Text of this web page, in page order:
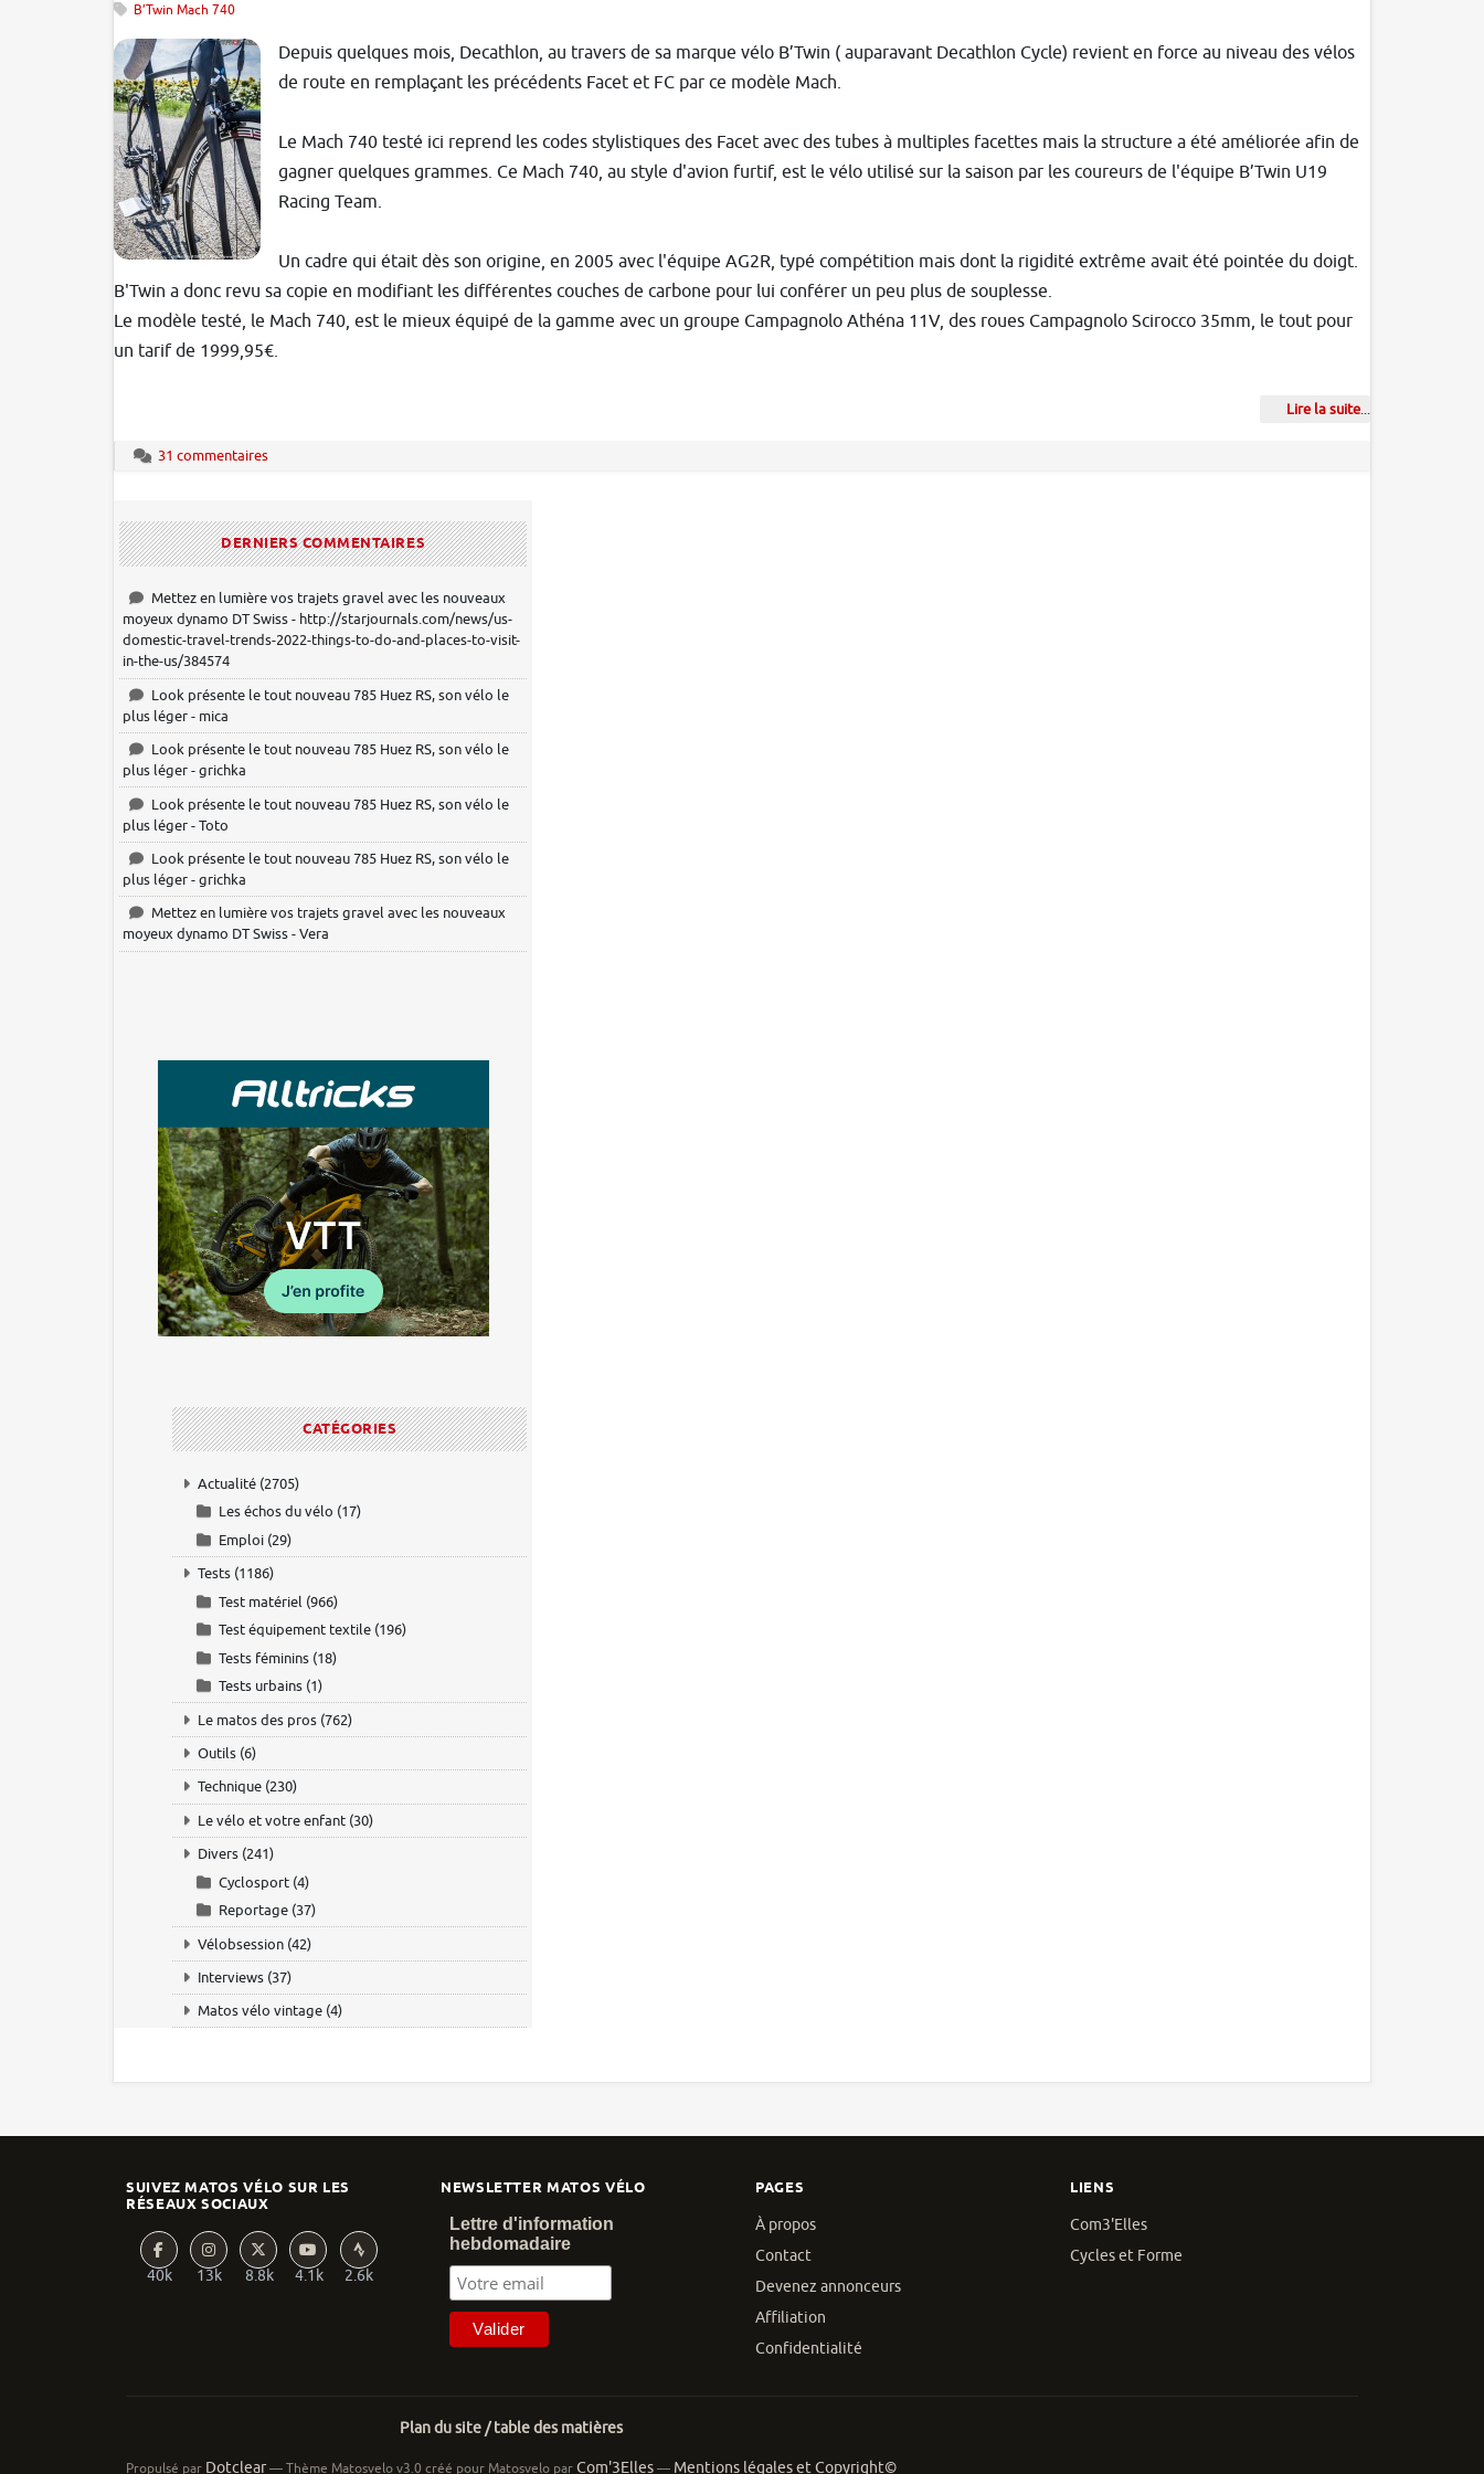
B’Twin Mach 740
Depuis quelques mois, Decathlon, au travers de sa marque vélo B’Twin ( auparavant Decathlon Cycle) revient en force au niveau des vélos
de route en remplaçant les précédents Facet et FC par ce modèle Mach.
Le Mach 740 testé ici reprend les codes stylistiques des Facet avec des tubes à multiples facettes mais la structure a été améliorée afin de
gagner quelques grammes. Ce Mach 740, au style d'avion furtif, est le vélo utilisé sur la saison par les coureurs de l'équipe B’Twin U19
Racing Team.
Un cadre qui était dès son origine, en 2005 avec l'équipe AG2R, typé compétition mais dont la rigidité extrême avait été pointée du doigt.
B'Twin a donc revu sa copie en modifiant les différentes couches de carbone pour lui conférer un peu plus de souplesse.
Le modèle testé, le Mach 740, est le mieux équipé de la gamme avec un groupe Campagnolo Athéna 11V, des roues Campagnolo Scirocco 35mm, le tout pour
un tarif de 1999,95€.
Lire la suite...
31 commentaires
DERNIERS COMMENTAIRES
Mettez en lumière vos trajets gravel avec les nouveaux
moyeux dynamo DT Swiss - http://starjournals.com/news/us-
domestic-travel-trends-2022-things-to-do-and-places-to-visit-
in-the-us/384574
Look présente le tout nouveau 785 Huez RS, son vélo le
plus léger - mica
Look présente le tout nouveau 785 Huez RS, son vélo le
plus léger - grichka
Look présente le tout nouveau 785 Huez RS, son vélo le
plus léger - Toto
Look présente le tout nouveau 785 Huez RS, son vélo le
plus léger - grichka
Mettez en lumière vos trajets gravel avec les nouveaux
moyeux dynamo DT Swiss - Vera
CATÉGORIES
Actualité (2705)
Les échos du vélo (17)
Emploi (29)
Tests (1186)
Test matériel (966)
Test équipement textile (196)
Tests féminins (18)
Tests urbains (1)
Le matos des pros (762)
Outils (6)
Technique (230)
Le vélo et votre enfant (30)
Divers (241)
Cyclosport (4)
Reportage (37)
Vélobsession (42)
Interviews (37)
Matos vélo vintage (4)
PAGES
À propos
Contact
Devenez annonceurs
Affiliation
Confidentialité
NEWSLETTER MATOS VÉLO
Lettre d'information
hebdomadaire
SUIVEZ MATOS VÉLO SUR LES
RÉSEAUX SOCIAUX
40k 13k 8.8k 4.1k 2.6k
LIENS
Com3'Elles
Cycles et Forme
Plan du site / table des matières
Propulsé par Dotclear— Thème Matosvelo v3.0 créé pour Matosvelo parCom'3Elles— Mentions légales et Copyright©